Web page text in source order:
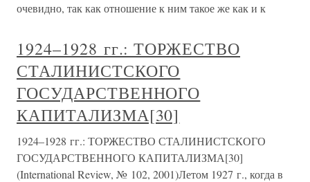
очевидно, так как отношение к ним такое же как и к
1924–1928 гг.: ТОРЖЕСТВО
СТАЛИНИСТСКОГО
ГОСУДАРСТВЕННОГО
КАПИТАЛИЗМА[30]
1924–1928 гг.: ТОРЖЕСТВО СТАЛИНИСТСКОГО
ГОСУДАРСТВЕННОГО КАПИТАЛИЗМА[30]
(International Review, № 102, 2001)Летом 1927 г., когда в